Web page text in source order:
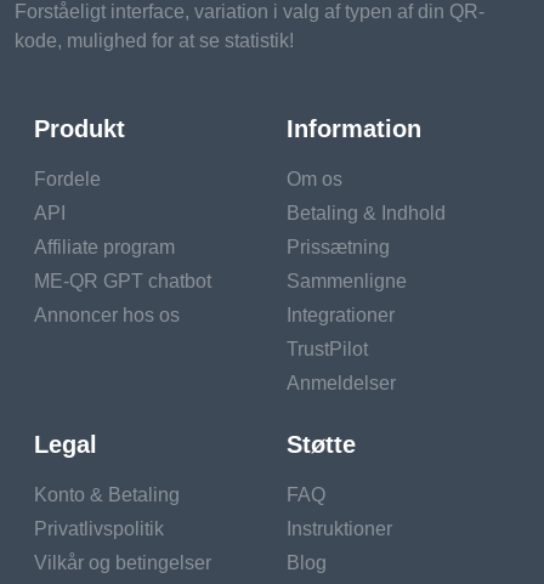
Forståeligt interface, variation i valg af typen af ​​din QR-
kode, mulighed for at se statistik!
Produkt
Fordele
API
Affiliate program
ME-QR GPT chatbot
Annoncer hos os
Information
Om os
Betaling & Indhold
Prissætning
Sammenligne
Integrationer
TrustPilot
Anmeldelser
Legal
Konto & Betaling
Privatlivspolitik
Vilkår og betingelser
Støtte
FAQ
Instruktioner
Blog